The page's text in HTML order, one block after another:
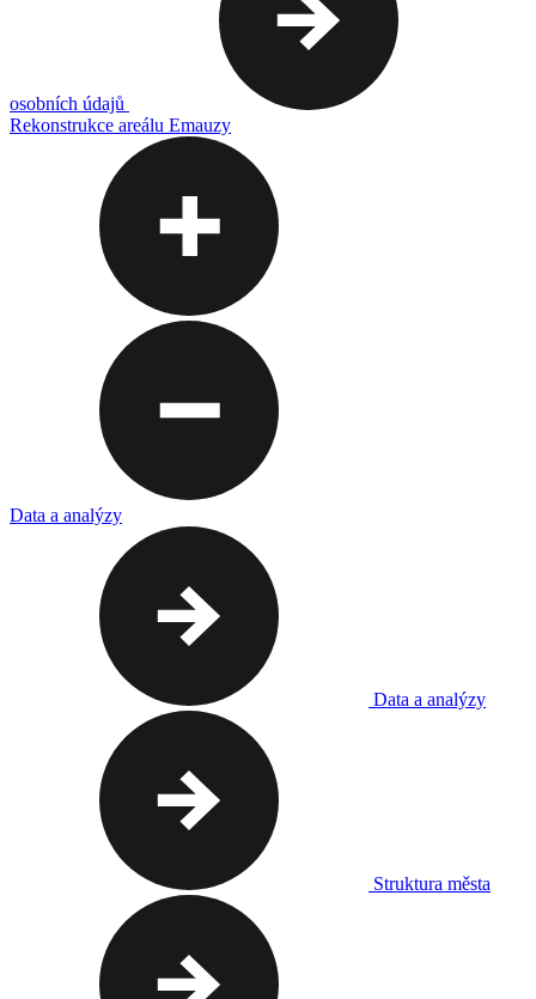
osobních údajů
Rekonstrukce areálu Emauzy
Data a analýzy
Data a analýzy
Struktura města